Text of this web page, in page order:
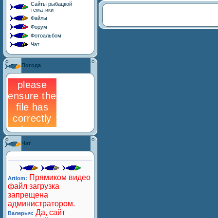
Сайты рыбацкой
тематики
Файлы
Форум
Фотоальбом
Чат
Погода
Чат